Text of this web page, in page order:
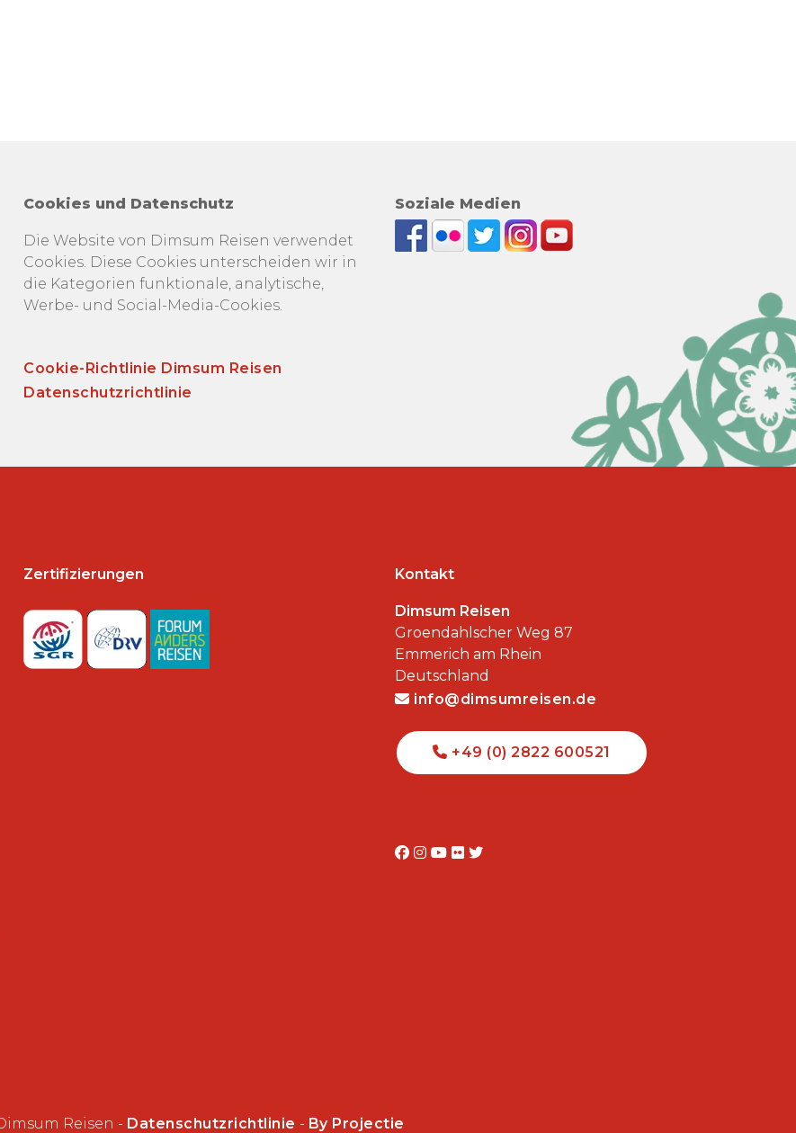
Cookies und Datenschutz
Die Website von Dimsum Reisen verwendet
Cookies. Diese Cookies unterscheiden wir in
die Kategorien funktionale, analytische,
Werbe- und Social-Media-Cookies.
Cookie-Richtlinie Dimsum Reisen
Datenschutzrichtlinie
Soziale Medien
Zertifizierungen Kontakt
Dimsum Reisen
Groendahlscher Weg 87
Emmerich am Rhein
Deutschland
info@dimsumreisen.de
+49 (0) 2822 600521
Reisen - Datenschutzrichtlinie - By Projectie